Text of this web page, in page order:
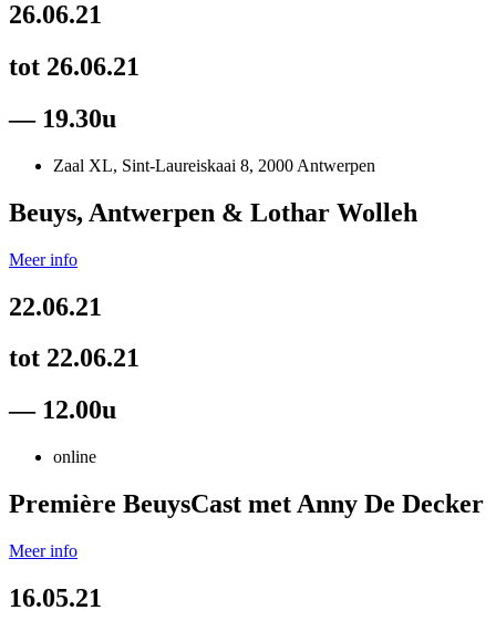
26.06.21
tot 26.06.21
— 19.30u
Zaal XL, Sint-Laureiskaai 8, 2000 Antwerpen
Beuys, Antwerpen & Lothar Wolleh
Meer info
22.06.21
tot 22.06.21
— 12.00u
online
Première BeuysCast met Anny De Decker
Meer info
16.05.21